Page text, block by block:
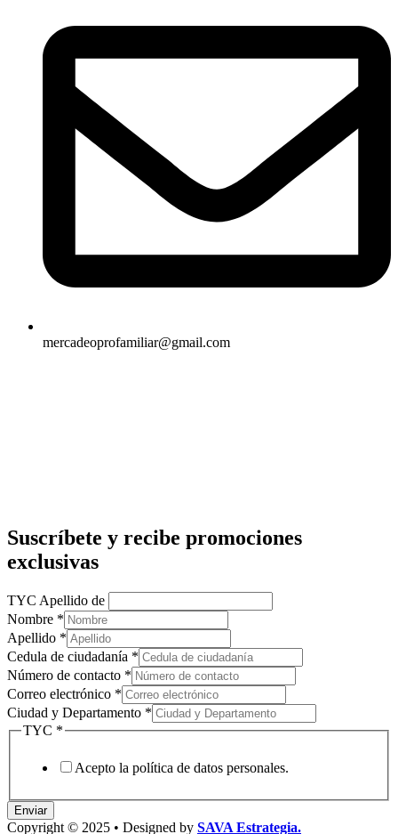
mercadeoprofamiliar@gmail.com
Suscríbete y recibe promociones
exclusivas
TYC Apellido de
Nombre *
Apellido *
Cedula de ciudadanía *
Número de contacto *
Correo electrónico *
Ciudad y Departamento *
TYC *
Acepto la política de datos personales.
Enviar
Copyright © 2025 • Designed by SAVA Estrategia.